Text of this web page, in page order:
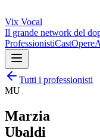
Vix Vocal
Il grande network del
ProfessionistiCastOpere
Tutti i professionisti
MU
Marzia
Ubaldi